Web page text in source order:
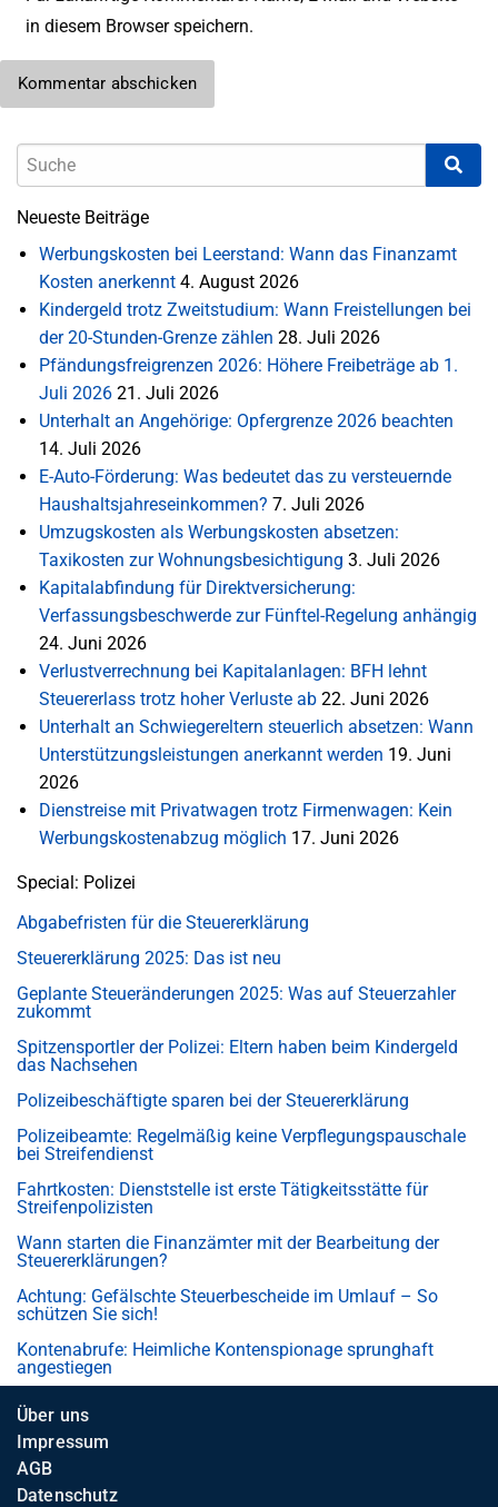
in diesem Browser speichern.
Neueste Beiträge
Werbungskosten bei Leerstand: Wann das Finanzamt
Kosten anerkennt 4. August 2026
Kindergeld trotz Zweitstudium: Wann Freistellungen bei
der 20-Stunden-Grenze zählen 28. Juli 2026
Pfändungsfreigrenzen 2026: Höhere Freibeträge ab 1.
Juli 2026 21. Juli 2026
Unterhalt an Angehörige: Opfergrenze 2026 beachten
14. Juli 2026
E-Auto-Förderung: Was bedeutet das zu versteuernde
Haushaltsjahreseinkommen? 7. Juli 2026
Umzugskosten als Werbungskosten absetzen:
Taxikosten zur Wohnungsbesichtigung 3. Juli 2026
Kapitalabfindung für Direktversicherung:
Verfassungsbeschwerde zur Fünftel-Regelung anhängig
24. Juni 2026
Verlustverrechnung bei Kapitalanlagen: BFH lehnt
Steuererlass trotz hoher Verluste ab 22. Juni 2026
Unterhalt an Schwiegereltern steuerlich absetzen: Wann
Unterstützungsleistungen anerkannt werden 19. Juni
2026
Dienstreise mit Privatwagen trotz Firmenwagen: Kein
Werbungskostenabzug möglich 17. Juni 2026
Special: Polizei
Abgabefristen für die Steuererklärung
Steuererklärung 2025: Das ist neu
Geplante Steueränderungen 2025: Was auf Steuerzahler
zukommt
Spitzensportler der Polizei: Eltern haben beim Kindergeld
das Nachsehen
Polizeibeschäftigte sparen bei der Steuererklärung
Polizeibeamte: Regelmäßig keine Verpflegungspauschale
bei Streifendienst
Fahrtkosten: Dienststelle ist erste Tätigkeitsstätte für
Streifenpolizisten
Wann starten die Finanzämter mit der Bearbeitung der
Steuererklärungen?
Achtung: Gefälschte Steuerbescheide im Umlauf – So
schützen Sie sich!
Kontenabrufe: Heimliche Kontenspionage sprunghaft
angestiegen
Über uns
Impressum
AGB
Datenschutz